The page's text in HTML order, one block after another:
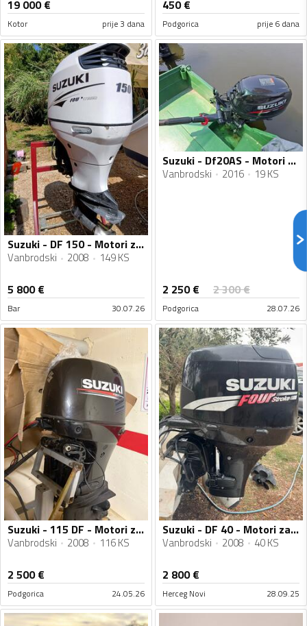
19 000€
Kotor prije 3 dana
450€
Podgorica prije 6 dana
Suzuki - DF 150 - Motori za plovila
Vanbrodski 2008 149 KS
5 800€
Bar 30.07.26
Suzuki - Df20AS - Motori za plovila
Vanbrodski 2016 19 KS
2 250€ 2 300€
Podgorica 28.07.26
Suzuki - 115 DF - Motori za plovila
Vanbrodski 2008 116 KS
2 500€
Podgorica 24.05.26
Suzuki - DF 40 - Motori za plovila
Vanbrodski 2008 40 KS
2 800€
Herceg Novi 28.09.25